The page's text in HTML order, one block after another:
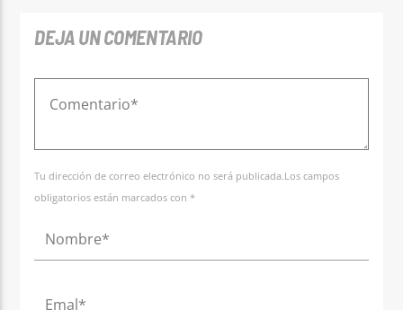
DEJA UN COMENTARIO
Tu dirección de correo electrónico no será publicada.Los campos
obligatorios están marcados con *